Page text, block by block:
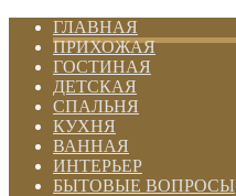
ГЛАВНАЯ
ПРИХОЖАЯ
ГОСТИНАЯ
ДЕТСКАЯ
СПАЛЬНЯ
КУХНЯ
ВАННАЯ
ИНТЕРЬЕР
БЫТОВЫЕ ВОПРОСЫ